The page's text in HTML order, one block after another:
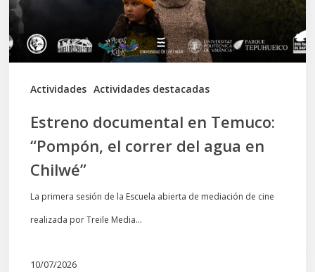
Actividades Actividades destacadas
correr
del
agua
Estreno documental en Temuco:
“Pompón, el correr del agua en
Chilwé”
La primera sesión de la Escuela abierta de mediación de cine
realizada por Treile Media…
10/07/2026